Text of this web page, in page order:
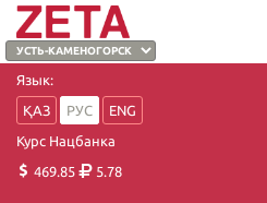
Язык:
ҚАЗ
РУС
ENG
Курс Нацбанка
469.85
5.78